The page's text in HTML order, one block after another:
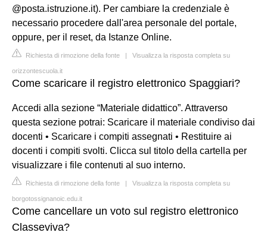
@posta.istruzione.it). Per cambiare la credenziale è
necessario procedere dall'area personale del portale,
oppure, per il reset, da Istanze Online.
Richiesta di rimozione della fonte | Visualizza la risposta completa su
orizzontescuola.it
Come scaricare il registro elettronico Spaggiari?
Accedi alla sezione “Materiale didattico”. Attraverso
questa sezione potrai: Scaricare il materiale condiviso dai
docenti • Scaricare i compiti assegnati • Restituire ai
docenti i compiti svolti. Clicca sul titolo della cartella per
visualizzare i file contenuti al suo interno.
Richiesta di rimozione della fonte | Visualizza la risposta completa su
borgotossignanoic.edu.it
Come cancellare un voto sul registro elettronico
Classeviva?